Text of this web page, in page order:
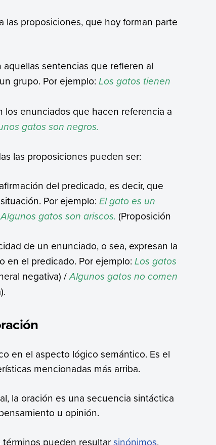
proposiciones, que hoy forman parte
aquellas sentencias que refieren al
grupo. Por ejemplo:Los gatos tienen
los enunciados que hacen referencia a
gatos son negros.
las proposiciones pueden ser:
del predicado, es decir, que
Por ejemplo:El gato es un
Algunos gatos son ariscos. (Proposición
de un enunciado, o sea, expresan la
en el predicado. Por ejemplo:Los gatos
negativa) /Algunos gatos no comen
en el aspecto lógico semántico. Es el
mencionadas más arriba.
la oración es una secuencia sintáctica
u opinión.
términos pueden resultarsinónimos,